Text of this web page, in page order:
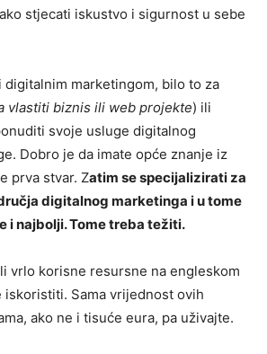
stjecati iskustvo i sigurnost u sebe
marketingom, bilo to za
vlastiti biznis ili web projekte) ili
svoje usluge digitalnog
Dobro je da imate opće znanje iz
prva stvar. Zatim se specijalizirati za
digitalnog marketinga i u tome
i najbolji. Tome treba težiti.
vrlo korisne resursne na engleskom
iskoristiti. Sama vrijednost ovih
ako ne i tisuće eura, pa uživajte.